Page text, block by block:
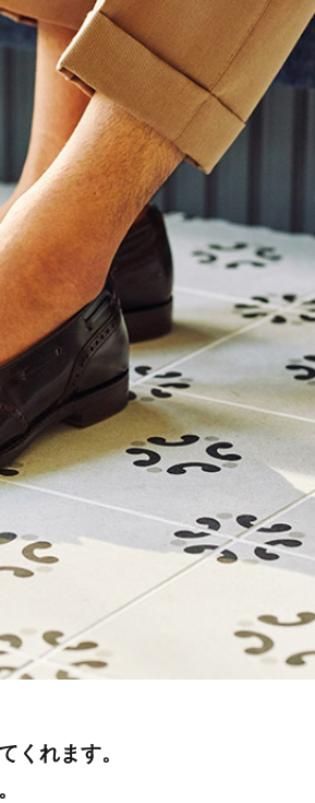
くれます。